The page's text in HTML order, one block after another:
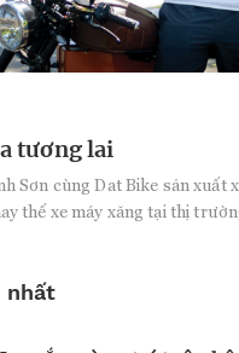
tương lai
Sơn cùng Dat Bike sản xuất
thế xe máy xăng tại thị
nhất